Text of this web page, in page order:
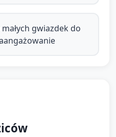
klaśnięcie, stukanie,
Zastosuj schemat:
ról.
gwiazdek do